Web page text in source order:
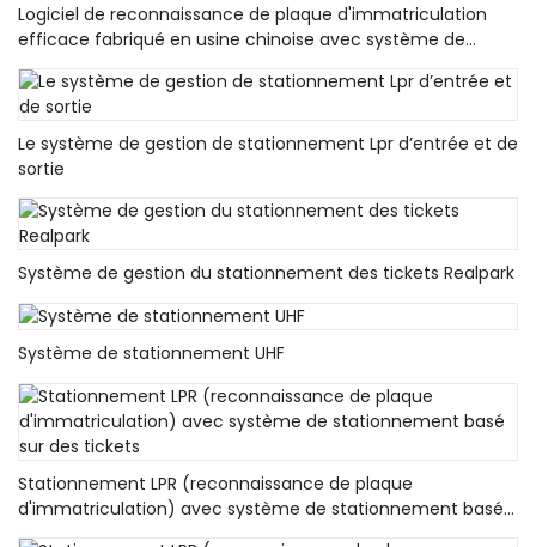
Logiciel de reconnaissance de plaque d'immatriculation
efficace fabriqué en usine chinoise avec système de
stationnement de voiture intelligent avec caméra Hd
Le système de gestion de stationnement Lpr d’entrée et de
sortie
Système de gestion du stationnement des tickets Realpark
Système de stationnement UHF
Stationnement LPR (reconnaissance de plaque
d'immatriculation) avec système de stationnement basé
sur des tickets